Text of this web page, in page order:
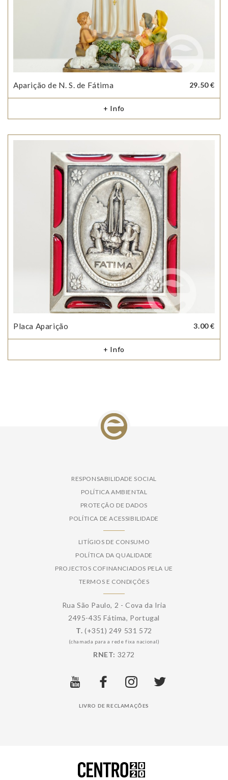
Aparição de N. S. de Fátima 29.50 €
+ Info
Placa Aparição 3.00 €
+ Info
RESPONSABILIDADE SOCIAL
POLÍTICA AMBIENTAL
PROTEÇÃO DE DADOS
POLÍTICA DE ACESSIBILIDADE
LITÍGIOS DE CONSUMO
POLÍTICA DA QUALIDADE
PROJECTOS COFINANCIADOS PELA UE
TERMOS E CONDIÇÕES
Rua São Paulo, 2 - Cova da Iria
2495-435 Fátima, Portugal
T. (+351) 249 531 572
(chamada para a rede fixa nacional)
RNET: 3272
LIVRO DE RECLAMAÇÕES